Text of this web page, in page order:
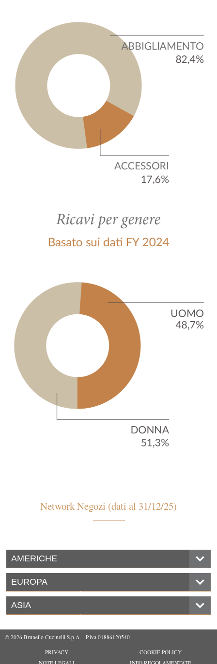
Network Negozi (dati al 31/12/25)
AMERICHE
EUROPA
ASIA
© 2026 Brunello Cucinelli S.p.A. - P.iva 01886120540
PRIVACY
COOKIE POLICY